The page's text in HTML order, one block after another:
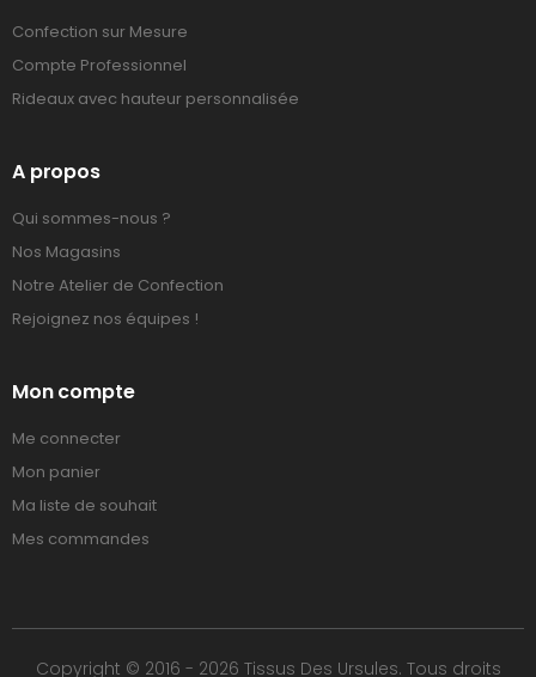
Confection sur Mesure
Compte Professionnel
Rideaux avec hauteur personnalisée
A propos
Qui sommes-nous ?
Nos Magasins
Notre Atelier de Confection
Rejoignez nos équipes !
Mon compte
Me connecter
Mon panier
Ma liste de souhait
Mes commandes
Copyright © 2016 - 2026 Tissus Des Ursules. Tous droits